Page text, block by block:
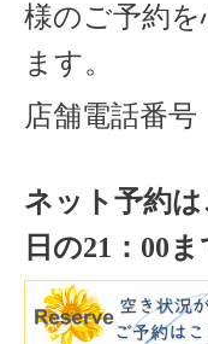
様のご予約
ます。
店舗電話番
ネット予約
日の21 ： 00ま